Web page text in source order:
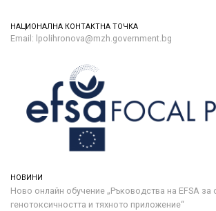
НАЦИОНАЛНА КОНТАКТНА ТОЧКА
Email: lpolihronova@mzh.government.bg
НОВИНИ
Ново онлайн обучение „Ръководства на ЕFSA за
генотоксичността и тяхното приложение“